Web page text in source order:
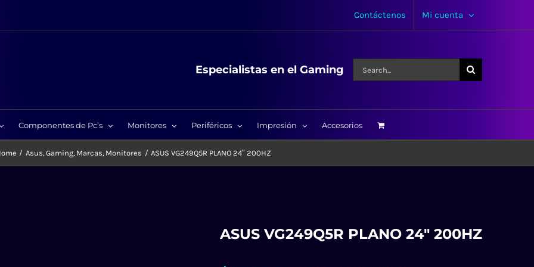
Contáctenos Mi cuenta
Especialistas en el Gaming
Search
for:
Componentes de Pc’s Monitores Periféricos Impresión Accesorios
Asus Gaming Marcas Monitores ASUS VG249Q5R PLANO 24″ 200HZ
ASUS VG249Q5R PLANO 24″ 200HZ